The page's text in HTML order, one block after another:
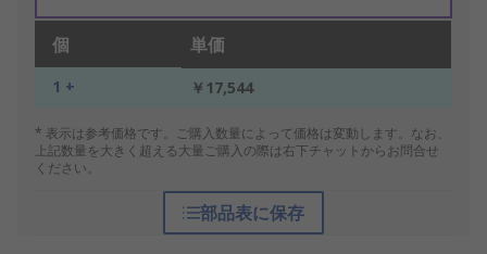
個 単価
1 + ￥17,544
* 表示は参考価格です。ご購入数量によって価格は変動します。なお、
上記数量を大きく超える大量ご購入の際は右下チャットからお問合せ
ください。
部品表に保存